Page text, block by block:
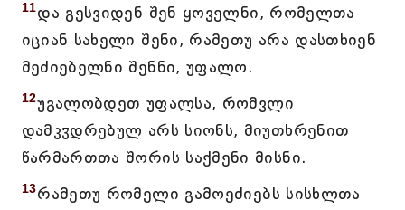
11და გესვიდენ შენ ყოველნი, რომელთა
იციან სახელი შენი, რამეთუ არა დასთხიენ
მეძიებელნი შენნი, უფალო.
12უგალობდეთ უფალსა, რომვლი
დამკჳდრებულ არს სიონს, მიუთხრენით
წარმართთა შორის საქმენი მისნი.
13რამეთუ რომელი გამოეძიებს სისხლთა